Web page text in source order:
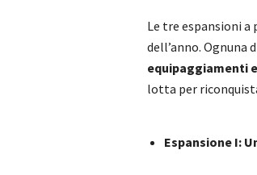
Le tre espansioni a
dell’anno. Ognuna
equipaggiamenti
lotta per
Espansione I: